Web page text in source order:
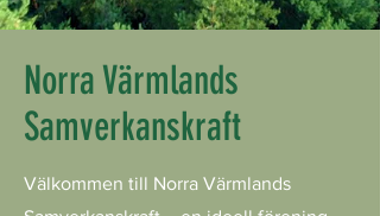
Norra Värmlands
Samverkanskraft
Välkommen till Norra Värmlands